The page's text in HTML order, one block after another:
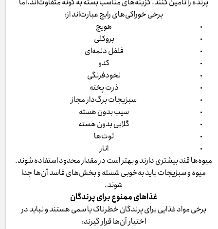
برخی خوراکی‌های رایج عبارت‌اند از:
هویج
بروکلی
فلفل دلمه‌ای
کدو
نخودفرنگی
ذرت پخته
سبزیجات برگ‌دار مجاز
سیب بدون هسته
گلابی بدون هسته
توت‌ها
انار
میوه‌ها قند بیشتری دارند و بهتر است در مقدار محدود استفاده شوند.
میوه و سبزیجات باید به‌خوبی شسته و بخش‌های فاسد آن‌ها جدا
شوند.
غذاهای ممنوع برای پرندگان
برخی مواد غذایی برای پرندگان خطرناک یا سمی هستند و نباید در
اختیار آن‌ها قرار گیرند: